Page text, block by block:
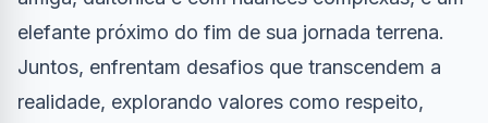
elefante próximo do fim de sua jornada terrena.
Juntos, enfrentam desafios que transcendem a
realidade, explorando valores como respeito,